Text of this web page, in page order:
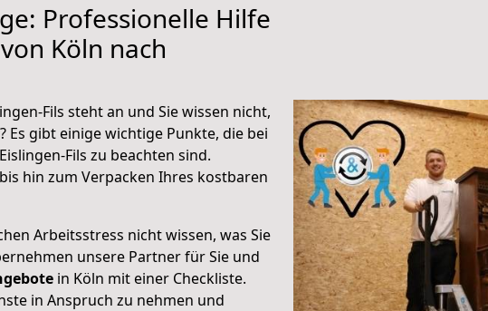
Professionelle Hilfe
Köln nach
Fils steht an und Sie wissen nicht,
Es gibt einige wichtige Punkte, die bei
Fils zu beachten sind.
hin zum Verpacken Ihres kostbaren
Arbeitsstress nicht wissen, was Sie
unsere Partner für Sie und
in Köln mit einer Checkliste.
in Anspruch zu nehmen und